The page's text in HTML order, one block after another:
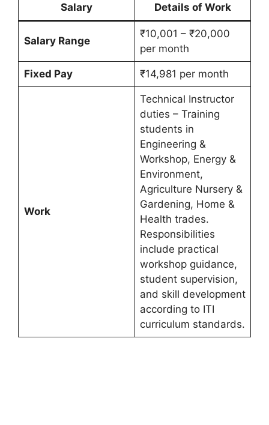
Salary Details of Work
Salary Range
₹10,001 – ₹20,000
per month
Fixed Pay ₹14,981 per month
Work
Technical Instructor
duties – Training
students in
Engineering &
Workshop, Energy &
Environment,
Agriculture Nursery &
Gardening, Home &
Health trades.
Responsibilities
include practical
workshop guidance,
student supervision,
and skill development
according to ITI
curriculum standards.